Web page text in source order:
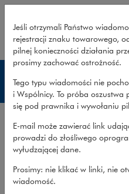
Krzysztof Jajor
Jeśli otrzymali Państwo
rejestracji znaku towarowego,
pilnej konieczności działania
prosimy zachować ostrożność.
Tego typu wiadomości nie
i Wspólnicy. To próba
się pod prawnika i wywołaniu
E-mail może zawierać link
prowadzi do złośliwego
wyłudzającej dane.
Prosimy: nie klikać w linki, nie
wiadomość.